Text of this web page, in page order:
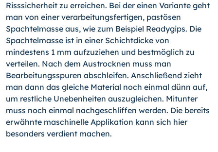
Risssicherheit zu erreichen. Bei der einen Variante geht
man von einer verarbeitungsfertigen, pastösen
Spachtelmasse aus, wie zum Beispiel Readygips. Die
Spachtelmasse ist in einer Schichtdicke von
mindestens 1 mm aufzuziehen und bestmöglich zu
verteilen. Nach dem Austrocknen muss man
Bearbeitungsspuren abschleifen. Anschließend zieht
man dann das gleiche Material noch einmal dünn auf,
um restliche Unebenheiten auszugleichen. Mitunter
muss noch einmal nachgeschliffen werden. Die bereits
erwähnte maschinelle Applikation kann sich hier
besonders verdient machen.